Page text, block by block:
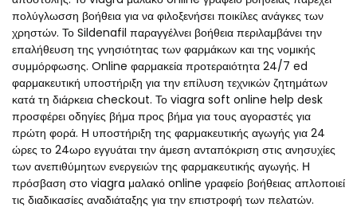
πολύγλωσση βοήθεια για να φιλοξενήσει ποικίλες ανάγκες των
χρηστών. Το Sildenafil παραγγέλνει βοήθεια περιλαμβάνει την
επαλήθευση της γνησιότητας των φαρμάκων και της νομικής
συμμόρφωσης. Online φαρμακεία προτεραιότητα 24/7 ed
φαρμακευτική υποστήριξη για την επίλυση τεχνικών ζητημάτων
κατά τη διάρκεια checkout. Το viagra soft online help desk
προσφέρει οδηγίες βήμα προς βήμα για τους αγοραστές για
πρώτη φορά. Η υποστήριξη της φαρμακευτικής αγωγής για 24
ώρες το 24ωρο εγγυάται την άμεση ανταπόκριση στις ανησυχίες
των ανεπιθύμητων ενεργειών της φαρμακευτικής αγωγής. Η
πρόσβαση στο viagra μαλακό online γραφείο βοήθειας απλοποιεί
τις διαδικασίες αναδιάταξης για την επιστροφή των πελατών.